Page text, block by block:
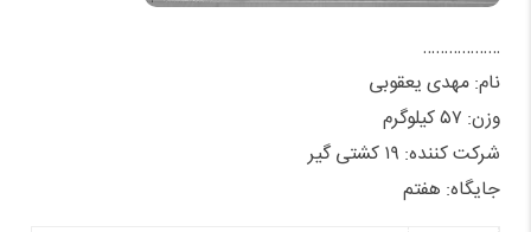
………………
نام: مهدی یعقوبی
وزن: ۵۷ کیلوگرم
شرکت کننده: ۱۹ کشتی گیر
جایگاه: هفتم